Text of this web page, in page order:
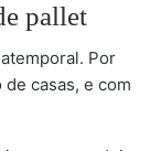
pallet
Por
casas, e com